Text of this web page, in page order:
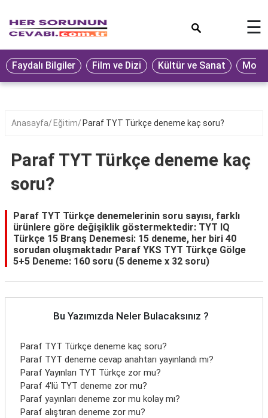
Eğitim
Ekonomi
Seyahat
Oyun
Yaşam
Hukuk
Blog
☰
Faydalı Bilgiler Film ve Dizi Kültür ve Sanat
Anasayfa Eğitim Paraf TYT Türkçe deneme kaç soru?
Paraf TYT Türkçe deneme kaç
soru?
Paraf TYT Türkçe denemelerinin soru sayısı, farklı
ürünlere göre değişiklik göstermektedir: TYT IQ
Türkçe 15 Branş Denemesi: 15 deneme, her biri 40
sorudan oluşmaktadır Paraf YKS TYT Türkçe Gölge
5+5 Deneme: 160 soru (5 deneme x 32 soru)
Bu Yazımızda Neler Bulacaksınız ?
Paraf TYT Türkçe deneme kaç soru?
Paraf TYT deneme cevap anahtarı yayınlandı mı?
Paraf Yayınları TYT Türkçe zor mu?
Paraf 4'lü TYT deneme zor mu?
Paraf yayınları deneme zor mu kolay mı?
Paraf alıştıran deneme zor mu?